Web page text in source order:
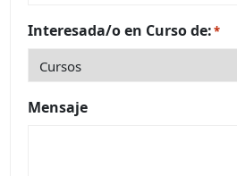
Interesada/o en Curso de:*
Mensaje